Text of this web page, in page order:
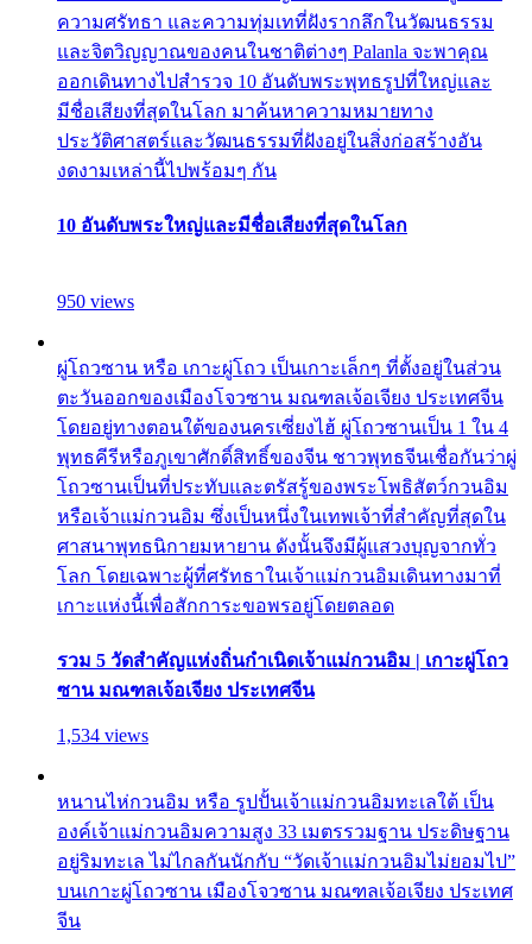
ความศรัทธา และความทุ่มเทที่ฝังรากลึกในวัฒนธรรม
และจิตวิญญาณของคนในชาติต่างๆ Palanla จะพาคุณ
ออกเดินทางไปสำรวจ 10 อันดับพระพุทธรูปที่ใหญ่และ
มีชื่อเสียงที่สุดในโลก มาค้นหาความหมายทาง
ประวัติศาสตร์และวัฒนธรรมที่ฝังอยู่ในสิ่งก่อสร้างอัน
งดงามเหล่านี้ไปพร้อมๆ กัน
10 อันดับพระใหญ่และมีชื่อเสียงที่สุดในโลก
950 views
ผู่โถวซาน หรือ เกาะผู่โถว เป็นเกาะเล็กๆ ที่ตั้งอยู่ในส่วน
ตะวันออกของเมืองโจวซาน มณฑลเจ้อเจียง ประเทศจีน
โดยอยู่ทางตอนใต้ของนครเซี่ยงไฮ้ ผู่โถวซานเป็น 1 ใน 4
พุทธคีรีหรือภูเขาศักดิ์สิทธิ์ของจีน ชาวพุทธจีนเชื่อกันว่าผู่
โถวซานเป็นที่ประทับและตรัสรู้ของพระโพธิสัตว์กวนอิม
หรือเจ้าแม่กวนอิม ซึ่งเป็นหนึ่งในเทพเจ้าที่สำคัญที่สุดใน
ศาสนาพุทธนิกายมหายาน ดังนั้นจึงมีผู้แสวงบุญจากทั่ว
โลก โดยเฉพาะผู้ที่ศรัทธาในเจ้าแม่กวนอิมเดินทางมาที่
เกาะแห่งนี้เพื่อสักการะขอพรอยู่โดยตลอด
รวม 5 วัดสำคัญแห่งถิ่นกำเนิดเจ้าแม่กวนอิม | เกาะผู่โถว
ซาน มณฑลเจ้อเจียง ประเทศจีน
1,534 views
หนานไห่กวนอิม หรือ รูปปั้นเจ้าแม่กวนอิมทะเลใต้ เป็น
องค์เจ้าแม่กวนอิมความสูง 33 เมตรรวมฐาน ประดิษฐาน
อยู่ริมทะเล ไม่ไกลกันนักกับ “วัดเจ้าแม่กวนอิมไม่ยอมไป”
บนเกาะผู่โถวซาน เมืองโจวซาน มณฑลเจ้อเจียง ประเทศ
จีน